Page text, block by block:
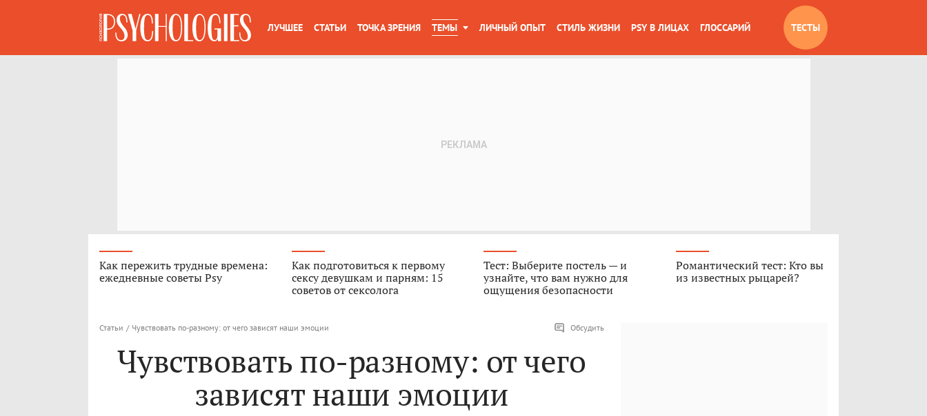
ЛУЧШЕЕ СТАТЬИ ТОЧКА ЗРЕНИЯ ТЕМЫ ЛИЧНЫЙ ОПЫТ СТИЛЬ ЖИЗНИ PSY В ЛИЦАХ ГЛОССАРИЙ ТЕСТЫ
Как пережить трудные времена:
ежедневные советы Psy
Как подготовиться к первому
сексу девушкам и парням: 15
советов от сексолога
Тест: Выберите постель — и
узнайте, что вам нужно для
ощущения безопасности
Романтический тест: Кто вы
из известных рыцарей?
Статьи / Чувствовать по-разному: от чего зависят наши эмоции Обсудить
Чувствовать по-разному: от чего
зависят наши эмоции